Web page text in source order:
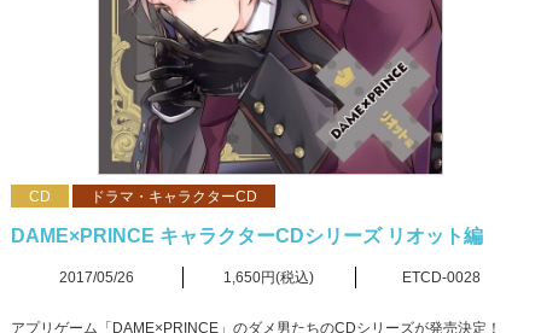
CD ドラマ・キャラクターCD
DAME×PRINCE キャラクターCDシリーズ リオット編
2017/05/26 1,650円(税込) ETCD-0028
アプリゲーム「DAME×PRINCE」のダメ男たちのCDシリーズが発売決定！